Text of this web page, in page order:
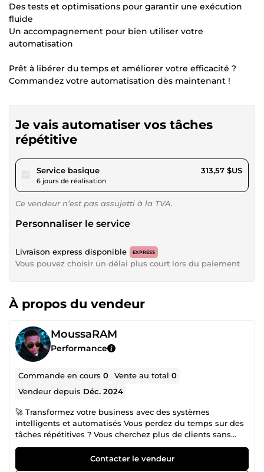
Des tests et optimisations pour garantir une exécution
fluide
Un accompagnement pour bien utiliser votre
automatisation
Prêt à libérer du temps et améliorer votre efficacité ?
Commandez votre automatisation dès maintenant !
Je vais automatiser vos tâches
répétitive
Service basiquepour 289,00 $US
6 jours de réalisation
313,57 $US
Ce vendeur n’est pas assujetti à la TVA.
Personnaliser le service
Livraison express disponible EXPRESS
Vous pouvez choisir un délai plus court lors du paiement
À propos du vendeur
MoussaRAM
Performance
Commande en cours0 Vente au total0
Vendeur depuis Déc. 2024
🚀 Transformez votre business avec des systèmes
intelligents et automatisés Vous perdez du temps sur des
tâches répétitives ? Vous cherchez plus de clients sans
effort constant ? Je conçois des solutions digitales sur
mesure pour automatiser, optimiser et accélérer votre
activité. 💡 Ce que je peux faire pour vous : Automatiser vos
Contacter le vendeur